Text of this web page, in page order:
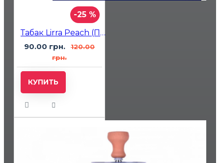
-25 %
Табак Lirra Peach (Персик) 50 гр
90.00 грн.
120.00
грн.
КУПИТЬ